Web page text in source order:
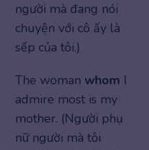
người mà đang nói
chuyện với cô ấy là
sếp của tôi.)
The woman whom I
admire most is my
mother. (Người phụ
nữ người mà tôi